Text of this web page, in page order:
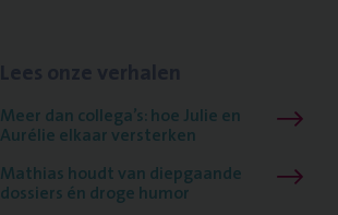
Meer dan collega’s: hoe Julie en
Aurélie elkaar versterken
Mathias houdt van diepgaande
dossiers én droge humor